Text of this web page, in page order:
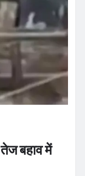
बहाव में